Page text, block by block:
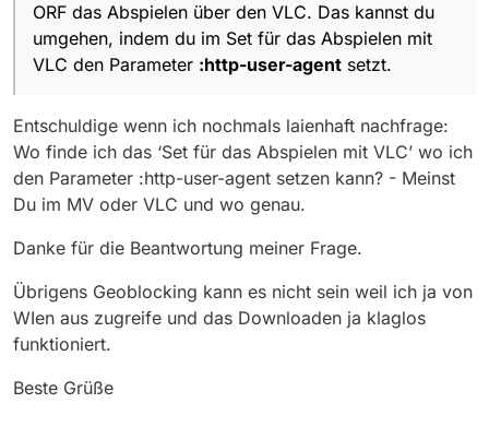
ORF das Abspielen über den VLC. Das kannst du
umgehen, indem du im Set für das Abspielen mit
VLC den Parameter :http-user-agent setzt.
Entschuldige wenn ich nochmals laienhaft nachfrage:
Wo finde ich das ‘Set für das Abspielen mit VLC’ wo ich
den Parameter :http-user-agent setzen kann? - Meinst
Du im MV oder VLC und wo genau.
Danke für die Beantwortung meiner Frage.
Übrigens Geoblocking kann es nicht sein weil ich ja von
WIen aus zugreife und das Downloaden ja klaglos
funktioniert.
Beste Grüße